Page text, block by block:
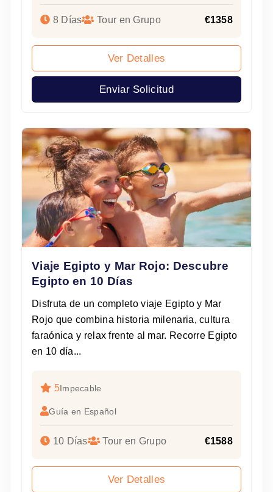
8 Días Tour en Grupo €1358
Ver Detalles
Enviar Solicitud
Viaje Egipto y Mar Rojo: Descubre
Egipto en 10 Días
Disfruta de un completo viaje Egipto y Mar
Rojo que combina historia milenaria, cultura
faraónica y relax frente al mar. Recorre Egipto
en 10 día...
5Impecable
Guía en Español
10 Días Tour en Grupo €1588
Ver Detalles